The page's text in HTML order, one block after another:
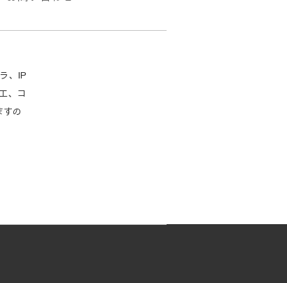
、IP
、コ
の